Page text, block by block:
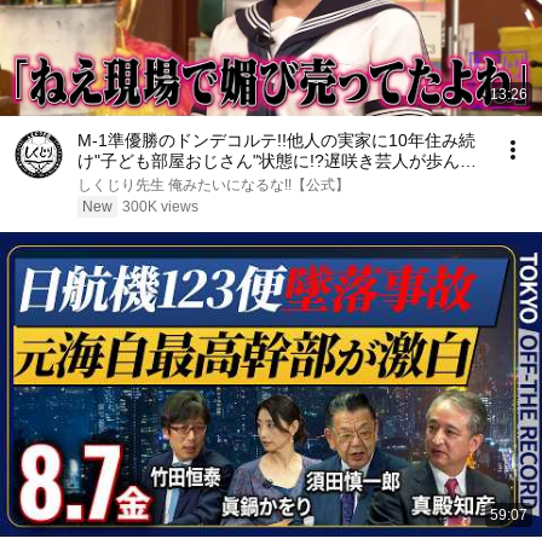
13:26
M-1準優勝のドンデコルテ!!他人の実家に10年住み続
け"子ども部屋おじさん"状態に!?遅咲き芸人が歩んだ
波乱の人生とは!?
しくじり先生 俺みたいになるな!!【公式】
New 300K views
59:07